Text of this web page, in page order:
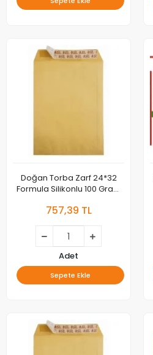
Doğan Torba Zarf 24*32
Formula Silikonlu 100 Gram
757,39 TL
Adet
Sepete Ekle